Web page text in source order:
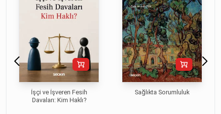
İşçi ve İşveren Fesih
Davaları: Kim Haklı?
Sağlıkta Sorumluluk